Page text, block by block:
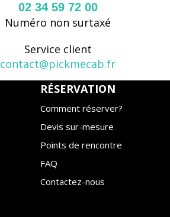
02 34 59 72 00
Numéro non surtaxé
Service client
contact@pickmecab.fr
RÉSERVATION
Comment réserver?
Devis sur-mesure
Points de rencontre
FAQ
Contactez-nous